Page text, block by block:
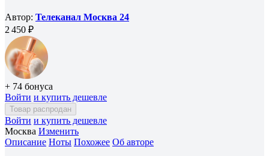
Автор: Телеканал Москва 24
2 450 ₽
+ 74 бонуса
Войти и купить дешевле
Товар распродан
Войти и купить дешевле
Москва Изменить
Описание Ноты Похожее Об авторе